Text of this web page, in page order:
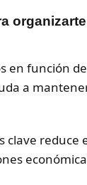
organizarte
en función
a
clave reduce